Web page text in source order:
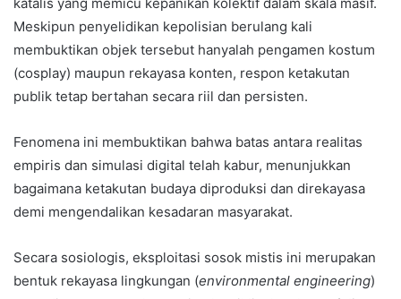
Meskipun penyelidikan kepolisian berulang kali
membuktikan objek tersebut hanyalah pengamen kostum
(cosplay) maupun rekayasa konten, respon ketakutan
publik tetap bertahan secara riil dan persisten.
Fenomena ini membuktikan bahwa batas antara realitas
empiris dan simulasi digital telah kabur, menunjukkan
bagaimana ketakutan budaya diproduksi dan direkayasa
demi mengendalikan kesadaran masyarakat.
Secara sosiologis, eksploitasi sosok mistis ini merupakan
bentuk rekayasa lingkungan (environmental engineering)